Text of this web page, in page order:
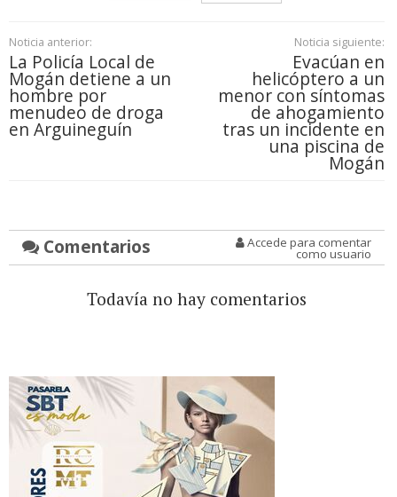
Noticia anterior:
La Policía Local de
Mogán detiene a un
hombre por
menudeo de droga
en Arguineguín
Noticia siguiente:
Evacúan en
helicóptero a un
menor con síntomas
de ahogamiento
tras un incidente en
una piscina de
Mogán
Comentarios Accede para comentar
como usuario
Todavía no hay comentarios